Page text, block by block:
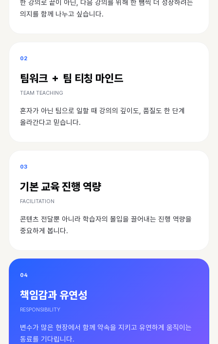
한 강의로 끝이 아닌, 다음 강의를 위해 한 뼘씩 더 성장하려는
의지를 함께 나누고 싶습니다.
02
팀워크 ＋ 팀 티칭 마인드
TEAM TEACHING
혼자가 아닌 팀으로 일할 때 강의의 깊이도, 품질도 한 단계
올라간다고 믿습니다.
03
기본 교육 진행 역량
FACILITATION
콘텐츠 전달뿐 아니라 학습자의 몰입을 끌어내는 진행 역량을
중요하게 봅니다.
04
책임감과 유연성
RESPONSIBILITY
변수가 많은 현장에서 함께 약속을 지키고 유연하게 움직이는
동료를 기다립니다.